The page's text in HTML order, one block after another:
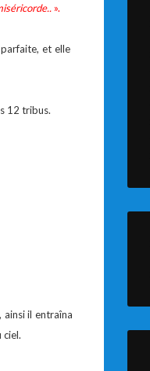
».
et elle
12 tribus.
il entraîna
ciel.